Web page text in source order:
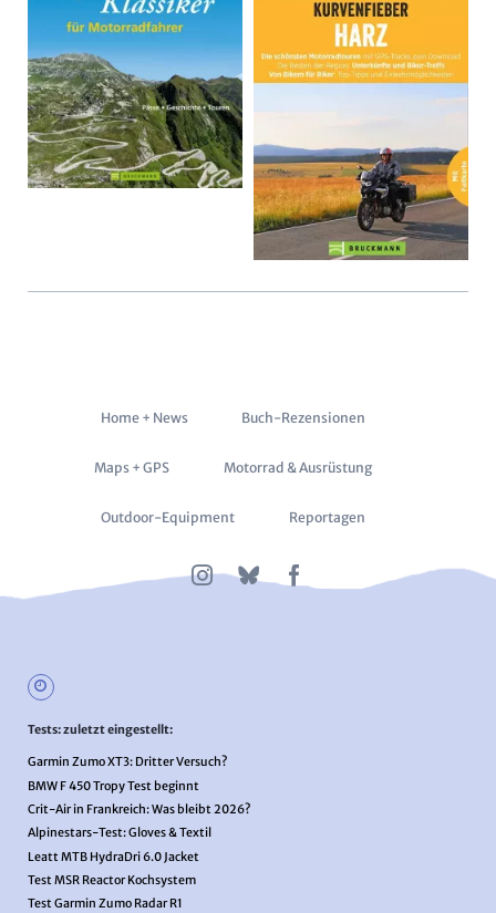
Navigation
Home + News Buch-Rezensionen
Maps + GPS Motorrad & Ausrüstung
Outdoor-Equipment Reportagen
Tests: zuletzt eingestellt:
Garmin Zumo XT3: Dritter Versuch?
BMW F 450 Tropy Test beginnt
Crit-Air in Frankreich: Was bleibt 2026?
Alpinestars-Test: Gloves & Textil
Leatt MTB HydraDri 6.0 Jacket
Test MSR Reactor Kochsystem
Test Garmin Zumo Radar R1